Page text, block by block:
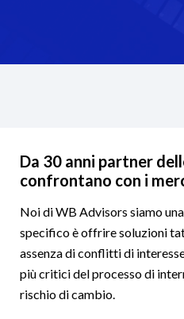
Da 30 anni partner
confrontano con i
Noi di WB Advisors siamo
specifico è offrire soluzioni
assenza di conflitti di
più critici del processo di
rischio di cambio.